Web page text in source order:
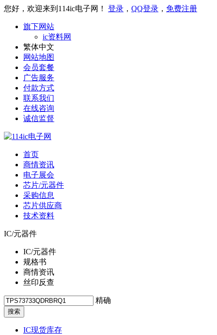
您好，欢迎来到114ic电子网！ 登录 ， QQ登录 ， 免费注册
旗下网站
ic资料网
繁体中文
网站地图
会员套餐
广告服务
付款方式
联系我们
在线咨询
诚信监督
首页
商情资讯
电子展会
芯片/元器件
采购信息
芯片供应商
技术资料
IC/元器件
IC/元器件
规格书
商情资讯
丝印反查
精确
IC现货库存